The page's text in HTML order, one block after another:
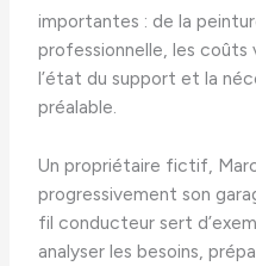
importantes : de la
professionnelle, les coûts
l’état du support et la
préalable.
Un propriétaire fictif,
progressivement son
fil conducteur sert
analyser les besoins,